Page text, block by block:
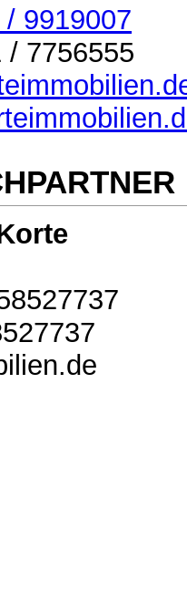
/ 9919007
/ 7756555